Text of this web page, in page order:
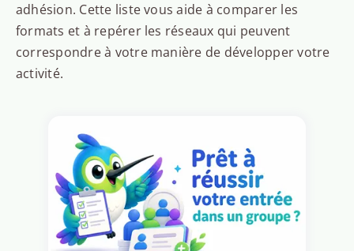
adhésion. Cette liste vous aide à comparer les
formats et à repérer les réseaux qui peuvent
correspondre à votre manière de développer votre
activité.